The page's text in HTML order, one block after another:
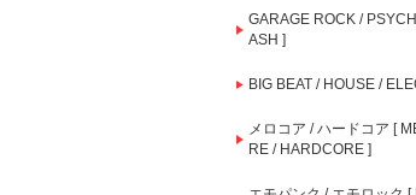
GARAGE ROCK /
ASH ]
BIG BEAT / HOUSE /
メロコア / ハードコア [
RE / HARDCORE ]